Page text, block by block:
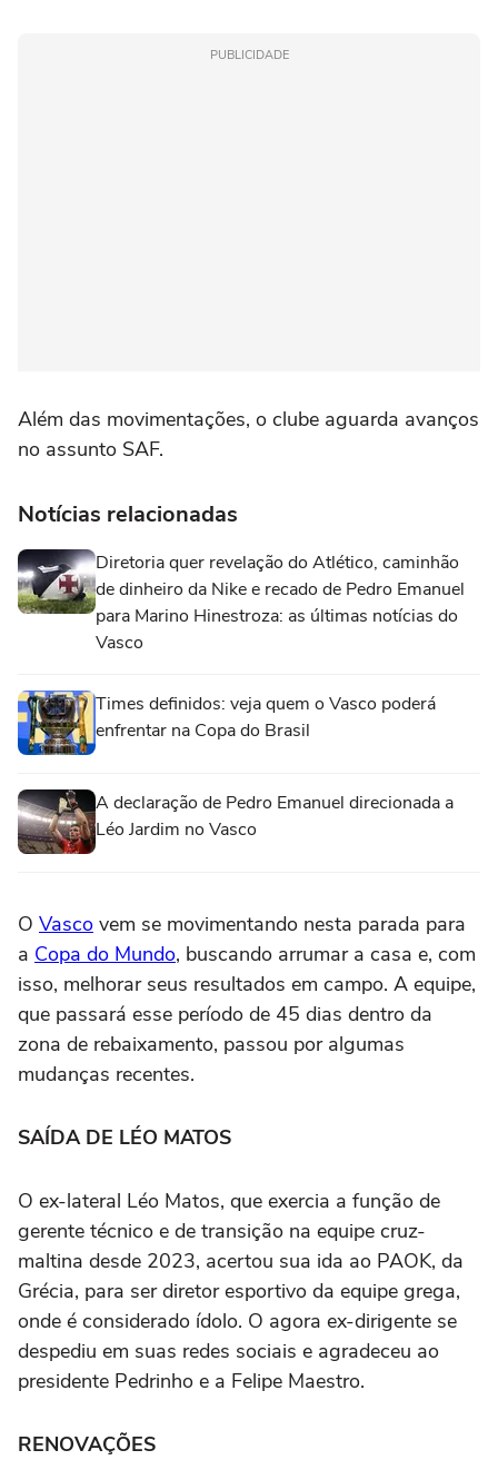
PUBLICIDADE
Além das movimentações, o clube aguarda avanços
no assunto SAF.
Notícias relacionadas
Diretoria quer revelação do Atlético, caminhão
de dinheiro da Nike e recado de Pedro Emanuel
para Marino Hinestroza: as últimas notícias do
Vasco
Times definidos: veja quem o Vasco poderá
enfrentar na Copa do Brasil
A declaração de Pedro Emanuel direcionada a
Léo Jardim no Vasco
O Vasco vem se movimentando nesta parada para
a Copa do Mundo, buscando arrumar a casa e, com
isso, melhorar seus resultados em campo. A equipe,
que passará esse período de 45 dias dentro da
zona de rebaixamento, passou por algumas
mudanças recentes.
SAÍDA DE LÉO MATOS
O ex-lateral Léo Matos, que exercia a função de
gerente técnico e de transição na equipe cruz-
maltina desde 2023, acertou sua ida ao PAOK, da
Grécia, para ser diretor esportivo da equipe grega,
onde é considerado ídolo. O agora ex-dirigente se
despediu em suas redes sociais e agradeceu ao
presidente Pedrinho e a Felipe Maestro.
RENOVAÇÕES